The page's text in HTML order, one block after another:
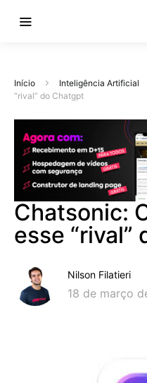
Início Inteligência Artificial
“rival” do Chatgpt
Chatsonic:
esse “rival”
Nilson Filatieri
18 de março